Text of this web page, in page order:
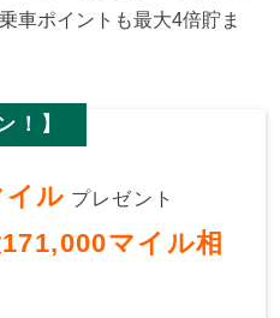
車ポイントも最大4倍貯ま
！】
ル プレゼント
マイル相